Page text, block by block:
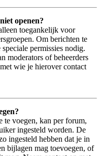
openen?
toegankelijk voor
Om berichten te
permissies nodig.
moderators of beheerders
wie je hierover contact
voegen, kan per forum,
ingesteld worden. De
ingesteld hebben dat je in
bijlagen mag toevoegen, of